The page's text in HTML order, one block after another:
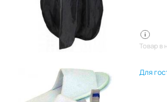
Товар в
Для